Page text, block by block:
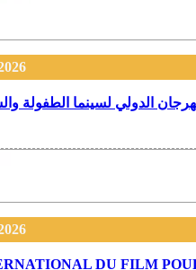
الدولي لسينما الطفولة
DU FILM